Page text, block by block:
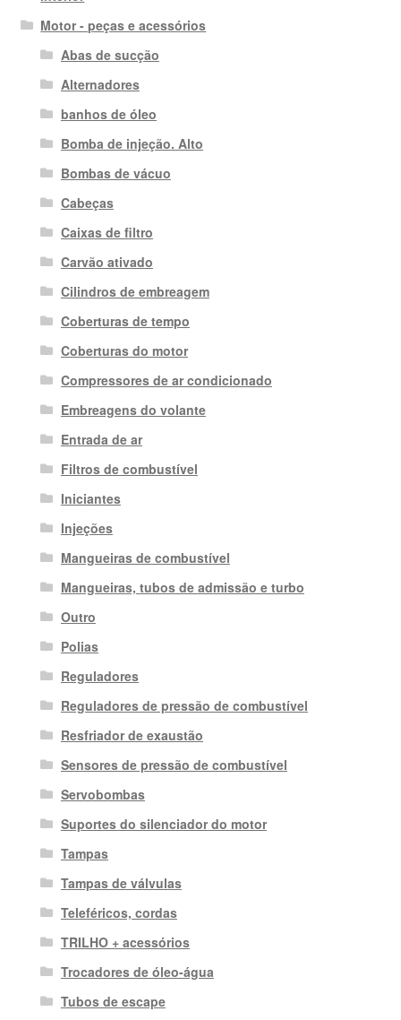
Motor - peças e acessórios
Abas de sucção
Alternadores
banhos de óleo
Bomba de injeção. Alto
Bombas de vácuo
Cabeças
Caixas de filtro
Carvão ativado
Cilindros de embreagem
Coberturas de tempo
Coberturas do motor
Compressores de ar condicionado
Embreagens do volante
Entrada de ar
Filtros de combustível
Iniciantes
Injeções
Mangueiras de combustível
Mangueiras, tubos de admissão e turbo
Outro
Polias
Reguladores
Reguladores de pressão de combustível
Resfriador de exaustão
Sensores de pressão de combustível
Servobombas
Suportes do silenciador do motor
Tampas
Tampas de válvulas
Teleféricos, cordas
TRILHO + acessórios
Trocadores de óleo-água
Tubos de escape